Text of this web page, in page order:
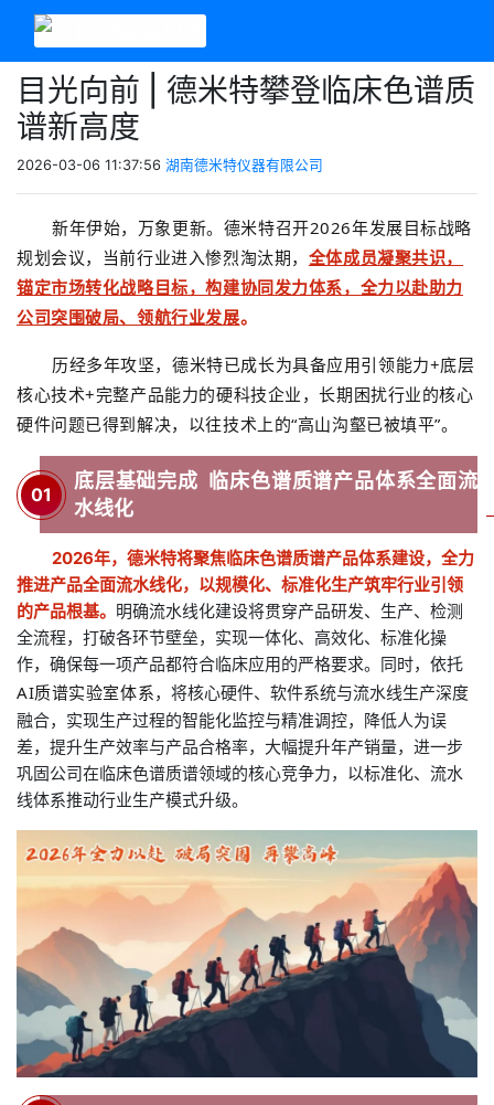
目光向前 | 德米特攀登临床色谱质
谱新高度
2026-03-06 11:37:56 湖南德米特仪器有限公司
新年伊始，万象更新。德米特召开2026年发展目标战略
规划会议，当前行业进入惨烈淘汰期， 全体成员凝聚共识，
锚定市场转化战略目标，构建协同发力体系，全力以赴助力
公司突围破局、领航行业发展。
历经多年攻坚，德米特已成长为具备应用引领能力+底层
核心技术+完整产品能力的硬科技企业，长期困扰行业的核心
硬件问题已得到解决，以往技术上的“高山沟壑已被填平”。
01
底层基础完成 临床色谱质谱产品体系全面流
水线化
2026年，德米特将聚焦临床色谱质谱产品体系建设，全力
推进产品全面流水线化，以规模化、标准化生产筑牢行业引领
的产品根基。 明确流水线化建设将贯穿产品研发、生产、检测
全流程，打破各环节壁垒，实现一体化、高效化、标准化操
作，确保每一项产品都符合临床应用的严格要求。同时，依托
AI质谱实验室体系，将核心硬件、软件系统与流水线生产深度
融合，实现生产过程的智能化监控与精准调控，降低人为误
差，提升生产效率与产品合格率， 大幅提升年产销量，进一步
巩固公司在临床色谱质谱领域的核心竞争力，以标准化、流水
线体系推动行业生产模式升级。